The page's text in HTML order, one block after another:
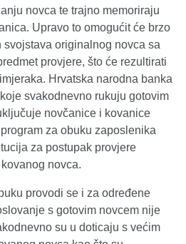
novca te trajno memoriraju
Upravo to omogućit će brzo
originalnog novca sa
provjere, što će rezultirati
Hrvatska narodna banka
svakodnevno rukuju gotovim
novčanice i kovanice
za obuku zaposlenika
za postupak provjere
novca.
provodi se i za određene
s gotovim novcem nije
su u doticaju s većim